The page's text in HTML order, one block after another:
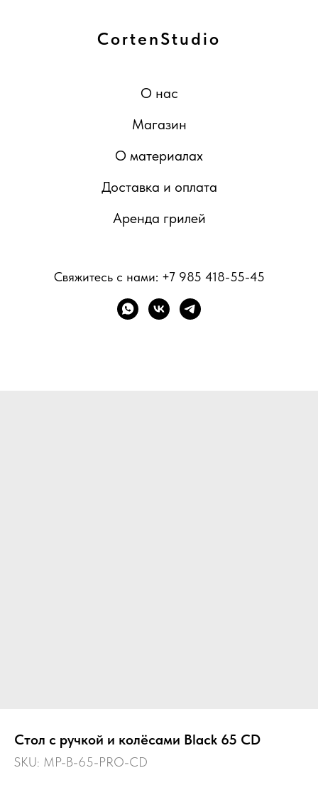
CortenStudio
О нас
Магазин
О материалах
Доставка и оплата
Аренда грилей
Свяжитесь с нами: +7 985 418-55-45
Стол с ручкой и колёсами Black 65 CD
SKU: MP-B-65-PRO-CD